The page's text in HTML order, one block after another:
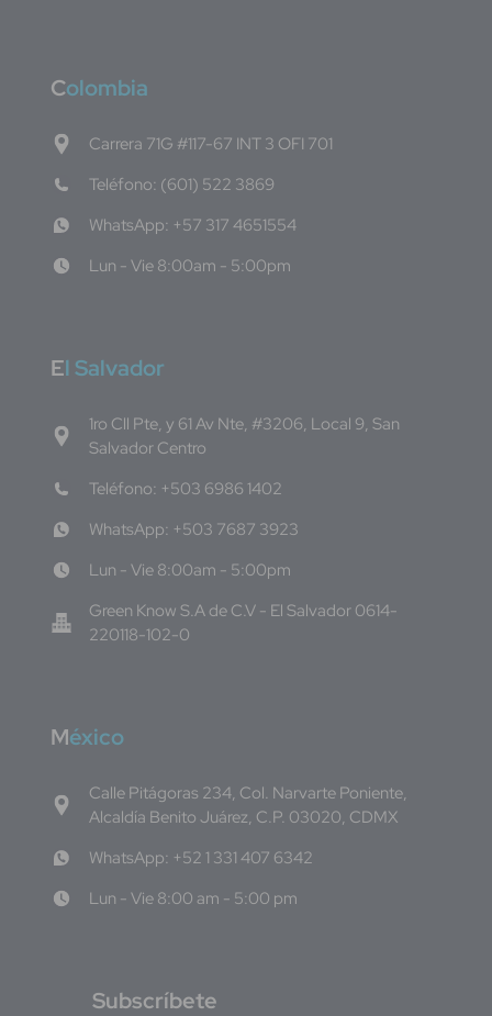
Colombia
Carrera 71G #117-67 INT 3 OFI 701
Teléfono: (601) 522 3869
WhatsApp: +57 317 4651554
Lun - Vie 8:00am - 5:00pm
El Salvador
1ro Cll Pte, y 61 Av Nte, #3206, Local 9, San
Salvador Centro
Teléfono: +503 6986 1402
WhatsApp: +503 7687 3923
Lun - Vie 8:00am - 5:00pm
Green Know S.A de C.V - El Salvador 0614-
220118-102-0
México
Calle Pitágoras 234, Col. Narvarte Poniente,
Alcaldía Benito Juárez, C.P. 03020, CDMX
WhatsApp: +52 1 331 407 6342
Lun - Vie 8:00 am - 5:00 pm
Subscríbete